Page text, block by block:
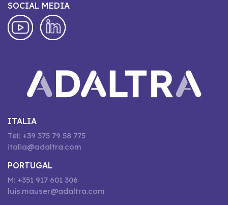
SOCIAL MEDIA
ITALIA
Tel: +39 375 79 58 775
italia@adaltra.com
PORTUGAL
M: +351 917 601 306
luis.mauser@adaltra.com